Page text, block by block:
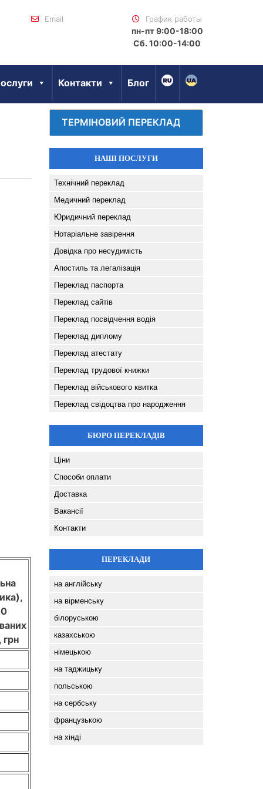
Email График работы
пн-пт 9:00-18:00
Сб. 10:00-14:00
Контакти Блог
грн
ТЕРМІНОВИЙ ПЕРЕКЛАД
НАШІ ПОСЛУГИ
Технічний переклад
Медичний переклад
Юридичний переклад
Нотаріальне завірення
Довідка про несудимість
Апостиль та легалізація
Переклад паспорта
Переклад сайтів
Переклад посвідчення водія
Переклад диплому
Переклад атестату
Переклад трудової книжки
Переклад військового квитка
Переклад свідоцтва про народження
БЮРО ПЕРЕКЛАДІВ
Ціни
Способи оплати
Доставка
Вакансії
Контакти
ПЕРЕКЛАДИ
на англійську
на вірменську
білоруською
казахською
німецькою
на таджицьку
польською
на сербську
французькою
на хінді